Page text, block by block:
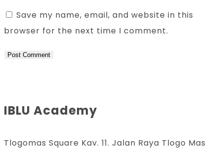
Save my name, email, and website in this
browser for the next time I comment.
IBLU Academy
Tlogomas Square Kav. 11. Jalan Raya Tlogo Mas